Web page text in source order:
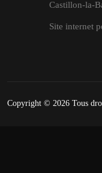
Castillon-la-
Site internet
Copyright © 2026 Tous